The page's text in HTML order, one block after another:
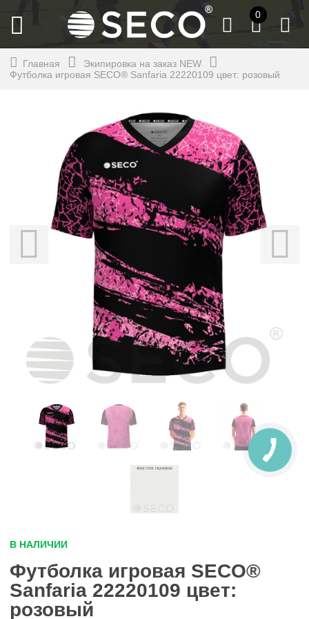
0
Главная
Экипировка на заказ NEW
Футболка игровая SECO® Sanfaria 22220109 цвет: розовый
В НАЛИЧИИ
Футболка игровая SECO®
Sanfaria 22220109 цвет:
розовый